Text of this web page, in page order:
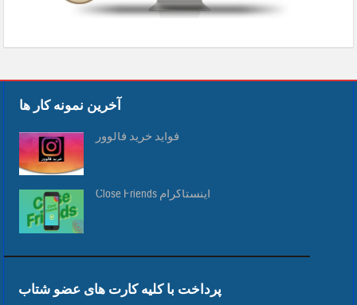
آخرین نمونه کار ها
فواید خرید فالوور
Close Friends اینستاگرام
پرداخت با کلیه کارت های عضو شتاب